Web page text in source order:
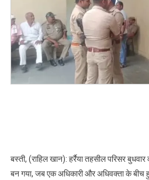
बस्ती, (राहिल खान): हर्रैया तहसील परिसर
बन गया, जब एक अधिकारी और अधिवक्ता के बीच